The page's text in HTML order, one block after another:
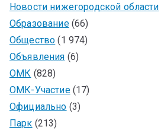
Новости нижегородской области
Образование(66)
Общество (1 974)
Объявления (6)
ОМК (828)
ОМК-Участие(17)
Официально (3)
Парк (213)